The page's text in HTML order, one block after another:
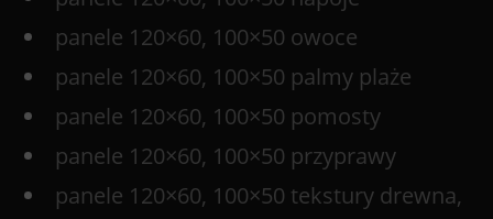
panele 120×60, 100×50 owoce
panele 120×60, 100×50 palmy plaże
panele 120×60, 100×50 pomosty
panele 120×60, 100×50 przyprawy
panele 120×60, 100×50 tekstury drewna,